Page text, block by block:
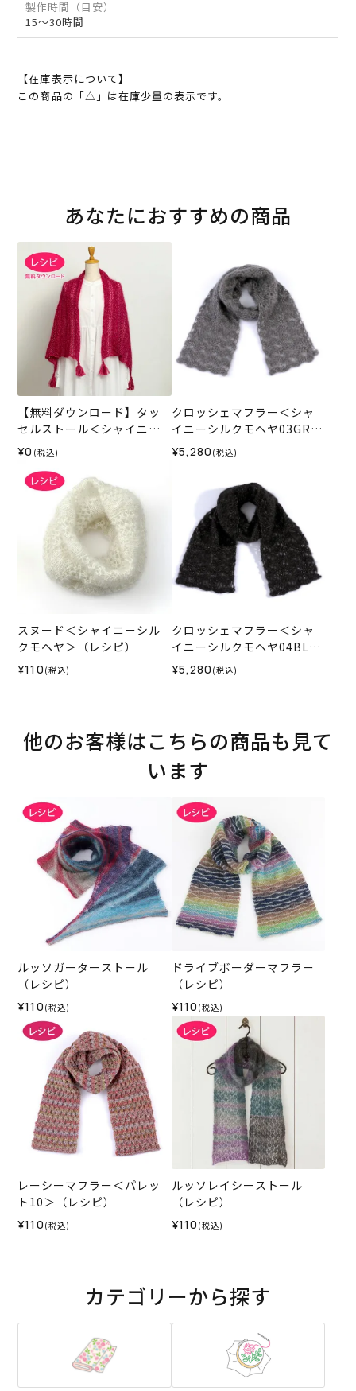
製作時間（目安）
15～30時間
【在庫表示について】
この商品の「△」は在庫少量の表示です。
あなたにおすすめの商品
【無料ダウンロード】タッ
セルストール＜シャイニー
シルクモヘヤ＞（レシピ）
¥0 (税込)
クロッシェマフラー＜シャ
イニーシルクモヘヤ03GR＞
（編み物 材料セット）
¥5,280 (税込)
スヌード＜シャイニーシル
クモヘヤ＞（レシピ）
¥110 (税込)
クロッシェマフラー＜シャ
イニーシルクモヘヤ04BL＞
（編み物 材料セット）
¥5,280 (税込)
他のお客様はこちらの商品も見て
います
ルッソガーターストール
（レシピ）
¥110 (税込)
ドライブボーダーマフラー
（レシピ）
¥110 (税込)
レーシーマフラー＜パレッ
ト10＞（レシピ）
¥110 (税込)
ルッソレイシーストール
（レシピ）
¥110 (税込)
カテゴリーから探す